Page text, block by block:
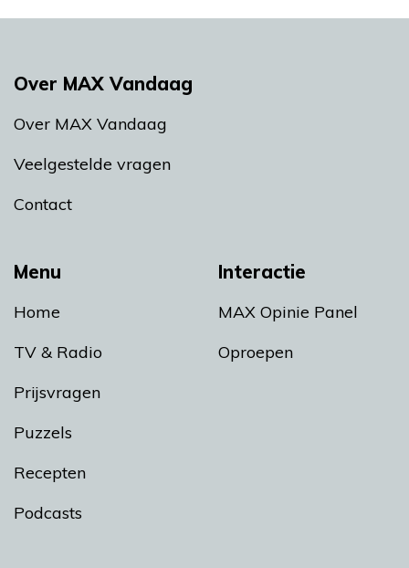
Menu
Home
TV & Radio
Prijsvragen
Puzzels
Recepten
Podcasts
Interactie
MAX Opinie Panel
Oproepen
Over MAX Vandaag
Over MAX Vandaag
Veelgestelde vragen
Contact